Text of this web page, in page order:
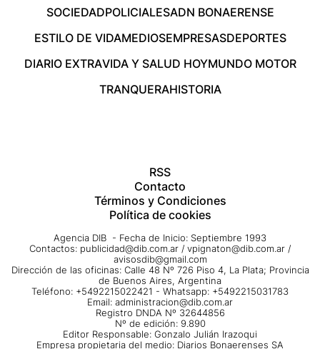
SOCIEDADPOLICIALESADN BONAERENSE
ESTILO DE VIDAMEDIOSEMPRESASDEPORTES
DIARIO EXTRAVIDA Y SALUD HOYMUNDO MOTOR
TRANQUERAHISTORIA
RSS
Contacto
Términos y Condiciones
Política de cookies
Agencia DIB - Fecha de Inicio: Septiembre 1993
Contactos: publicidad@dib.com.ar / vpignaton@dib.com.ar /
avisosdib@gmail.com
Dirección de las oficinas: Calle 48 Nº 726 Piso 4, La Plata; Provincia
de Buenos Aires, Argentina
Teléfono: +5492215022421 - Whatsapp: +5492215031783
Email: administracion@dib.com.ar
Registro DNDA Nº 32644856
Nº de edición: 9.890
Editor Responsable: Gonzalo Julián Irazoqui
Empresa propietaria del medio: Diarios Bonaerenses SA